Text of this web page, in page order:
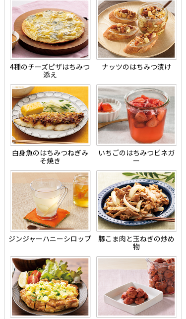
4種のチーズピザはちみつ
添え
ナッツのはちみつ漬け
白身魚のはちみつねぎみ
そ焼き
いちごのはちみつビネガ
ー
ジンジャーハニーシロップ
豚こま肉と玉ねぎの炒め
物